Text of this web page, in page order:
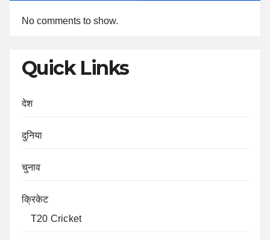
No comments to show.
Quick Links
देश
दुनिया
चुनाव
क्रिकेट
T20 Cricket